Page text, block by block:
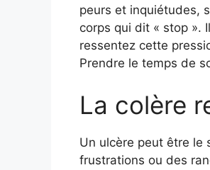
peurs et inquiétudes,
corps qui dit « stop ».
ressentez cette
Prendre le temps de
La colère
Un ulcère peut être le
frustrations ou des